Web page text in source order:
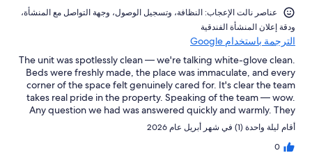
عناصر نالت الإعجاب: ⁦النظافة⁩، و⁦تسجيل الوصول⁩، و⁦جهة التواصل مع المنشأة⁩،
و⁦دقة إعلان المنشأة الفندقية⁩
الترجمة باستخدام Google
The unit was spotlessly clean — we're talking white-glove clean.
Beds were freshly made, the place was immaculate, and every
corner of the space felt genuinely cared for. It's clear the team
takes real pride in the property. Speaking of the team — wow.
Any question we had was answered quickly and warmly. They
felt less like a property management company and more like
locals who actually wanted us to have the best trip possible.
أقام ليلة واحدة (1) في شهر أبريل عام 2026
0